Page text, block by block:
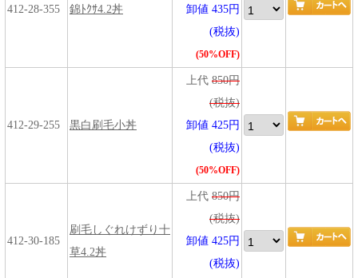
412-28-355 錦ﾄｸｻ4.2丼
卸値 435円
(税抜)
(50%OFF)
412-29-255 黒白刷毛小丼
上代 850円
(税抜)
卸値 425円
(税抜)
(50%OFF)
412-30-185
刷毛しぐれけずり十
草4.2丼
上代 850円
(税抜)
卸値 425円
(税抜)